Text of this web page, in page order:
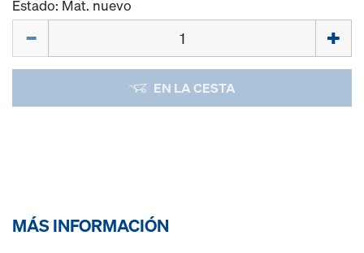
Estado: Mat. nuevo
EN LA CESTA
MÁS INFORMACIÓN